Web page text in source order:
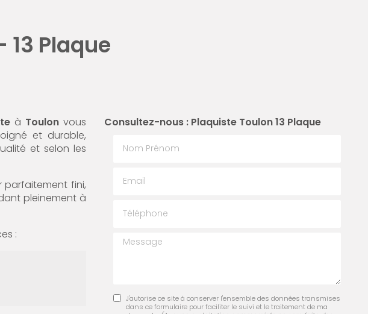
Plaque
à Toulonvous
et durable,
et selon les
parfaitement fini,
pleinement à
:
Consultez-nous : Plaquiste Toulon 13 Plaque
Message
J'autorise ce site à conserver l'ensemble des données transmises
dans ce formulaire pour faciliter le suivi et le traitement de ma